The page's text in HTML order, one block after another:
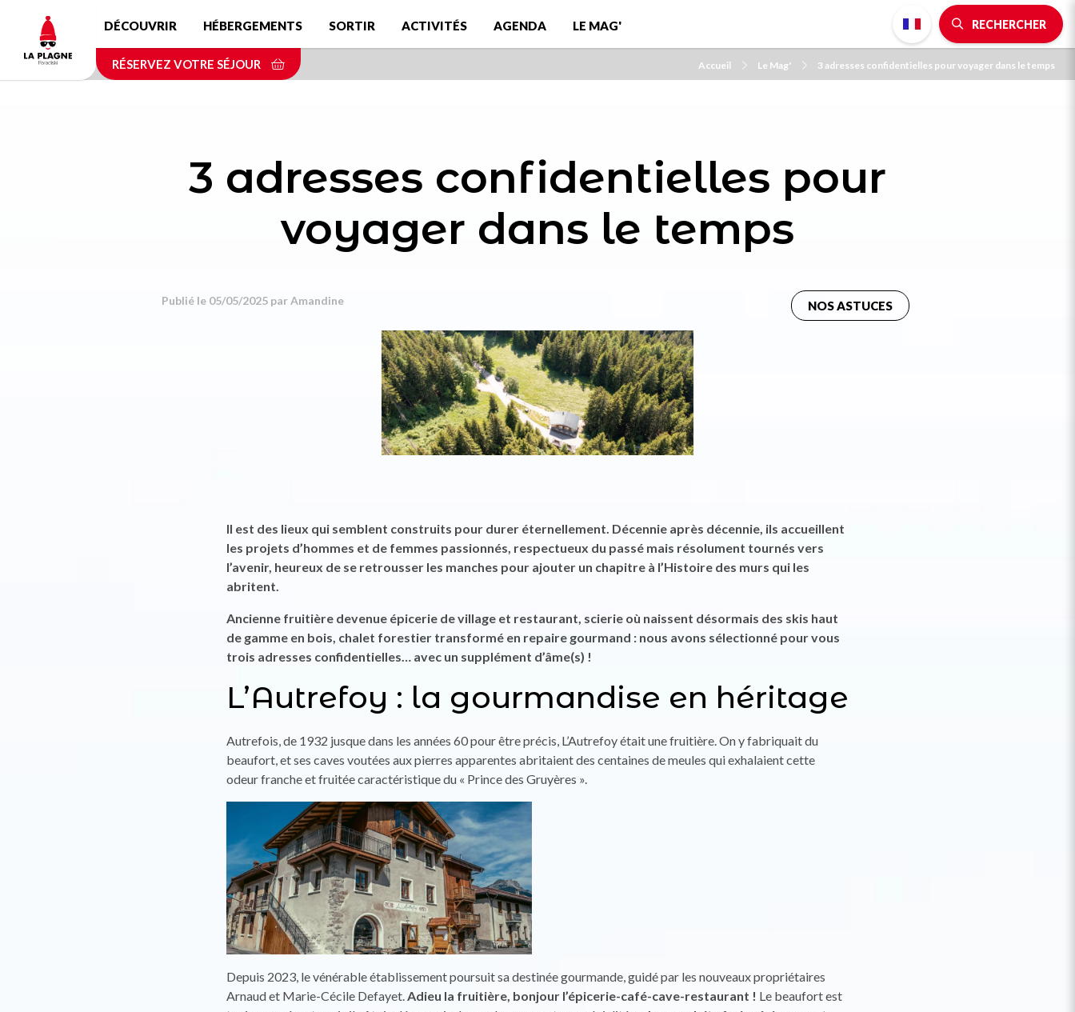
contenu
principal
DÉCOUVRIR HÉBERGEMENTS SORTIR ACTIVITÉS AGENDA LE MAG' RECHERCHER
RÉSERVEZ VOTRE SÉJOUR Accueil Le Mag' 3 adresses confidentielles pour voyager dans le temps
3 adresses confidentielles pour
voyager dans le temps
Publié le 05/05/2025 parAmandine NOS ASTUCES
Il est des lieux qui semblent construits pour durer éternellement. Décennie après décennie, ils accueillent
les projets d’hommes et de femmes passionnés, respectueux du passé mais résolument tournés vers
l’avenir, heureux de se retrousser les manches pour ajouter un chapitre à l’Histoire des murs qui les
abritent.
Ancienne fruitière devenue épicerie de village et restaurant, scierie où naissent désormais des skis haut
de gamme en bois, chalet forestier transformé en repaire gourmand : nous avons sélectionné pour vous
trois adresses confidentielles… avec un supplément d’âme(s) !
L’Autrefoy : la gourmandise en héritage
Autrefois, de 1932 jusque dans les années 60 pour être précis, L’Autrefoy était une fruitière. On y fabriquait du
beaufort, et ses caves voutées aux pierres apparentes abritaient des centaines de meules qui exhalaient cette
odeur franche et fruitée caractéristique du « Prince des Gruyères ».
Depuis 2023, le vénérable établissement poursuit sa destinée gourmande, guidé par les nouveaux propriétaires
Arnaud et Marie-Cécile Defayet.Adieu la fruitière, bonjour l’épicerie-café-cave-restaurant ! Le beaufort est